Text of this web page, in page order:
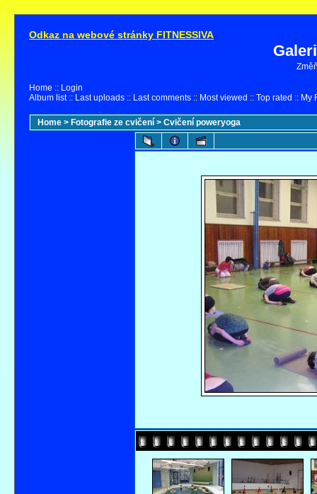
Odkaz na webové stránky FITNESSIVA
Home :: Login
Album list:: Last uploads :: Last comments :: Most viewed :: Top rated :: My
Home > Fotografie ze cvičení > Cvičení poweryoga